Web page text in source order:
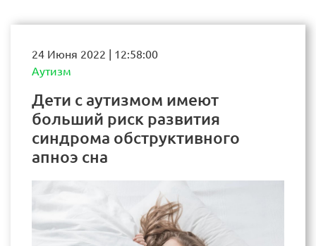
24 Июня 2022 | 12:58:00
Аутизм
Дети с аутизмом имеют
больший риск развития
синдрома обструктивного
апноэ сна